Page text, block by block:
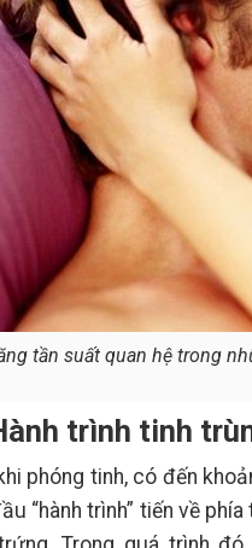
tần suất quan hệ trong
trình tinh
phóng tinh, có đến
“hành trình” tiến về